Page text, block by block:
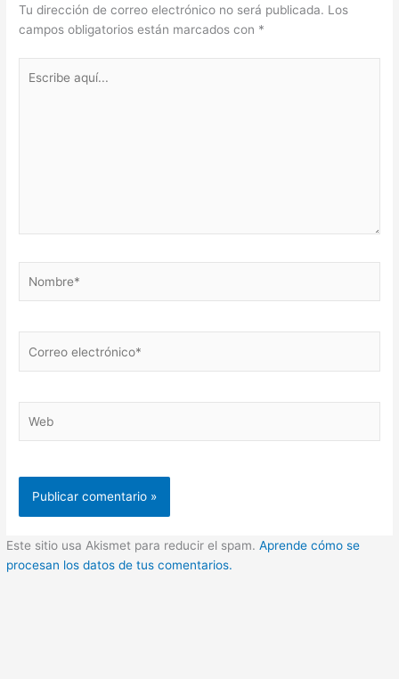
Tu dirección de correo electrónico no será publicada. Los
campos obligatorios están marcados con *
aquí...
electrónico*
Este sitio usa Akismet para reducir el spam.Aprende cómo se
procesan los datos de tus comentarios.